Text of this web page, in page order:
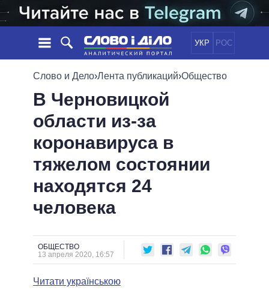
УКР РОС
НОВОСТИ
ЛЕНТА
СОБЫТИЯ
СТАТЬИ
МНЕНИЯ
ОБЗОРЫ
ДАЙДЖЕСТЫ
ПОЛИТИКА
ЭКОНОМИКА
ОБЩЕСТВО
ОБЕЩАНИЯ
ПОЛИТИКИ
ВСЕ ПОЛИТИКИ
ПРЕЗИДЕНТ И ОФИС
ВЕРХОВНАЯ РАДА
КАБИНЕТ МИНИСТРОВ
МЭРЫ
ВСЕ ПЕРСОНЫ
ИНФОГРАФИКА
ВИДЕО
ПОДДЕРЖАТЬ
СРАВНЕНИЕ ПОЛИТИКОВ
Слово и Дело›Лента публикаций›Общество
В Черновицкой
области из-за
коронавируса в
тяжелом состоянии
находятся 24
человека
ОБЩЕСТВО
13 апреля 2020, 16:57
Читати українською